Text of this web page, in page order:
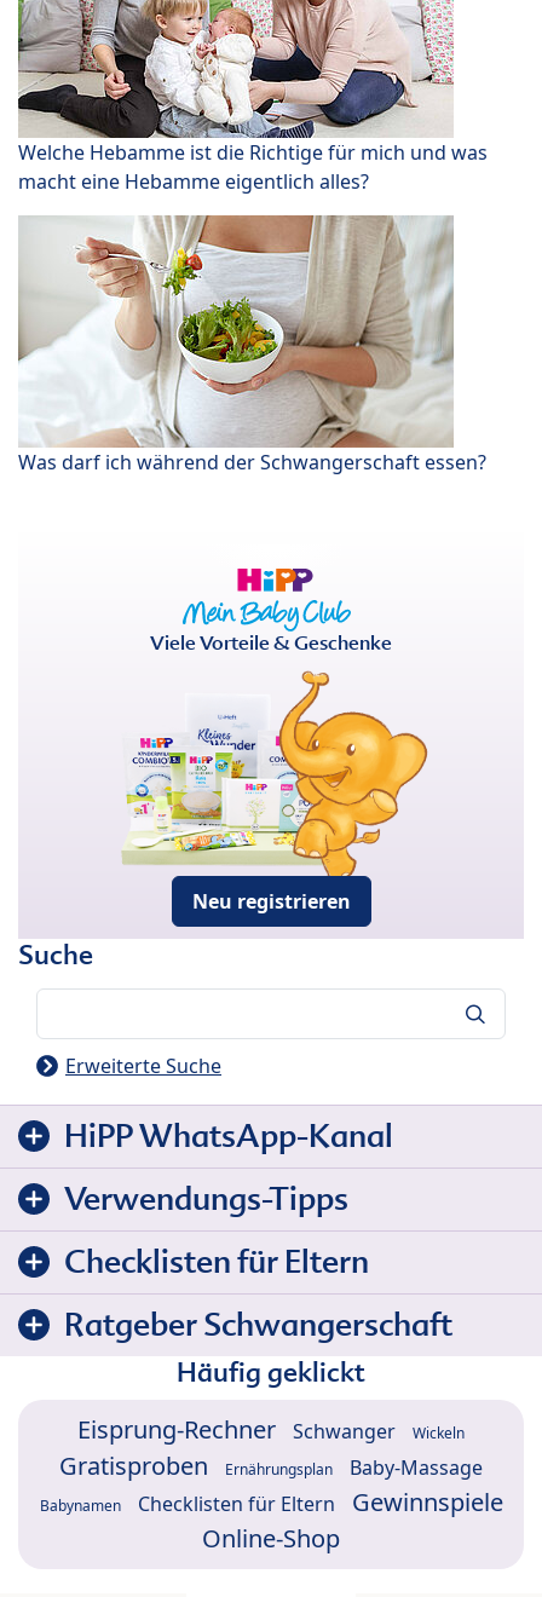
Welche Hebamme ist die Richtige für mich und was
macht eine Hebamme eigentlich alles?
Was darf ich während der Schwangerschaft essen?
Viele Vorteile & Geschenke
Neu registrieren
Suche
Erweiterte Suche
HiPP WhatsApp-Kanal
Verwendungs-Tipps
Checklisten für Eltern
Ratgeber Schwangerschaft
Häufig geklickt
Eisprung-Rechner Schwanger Wickeln
Gratisproben Ernährungsplan Baby-Massage
Babynamen Checklisten für Eltern
Gewinnspiele
Online-Shop